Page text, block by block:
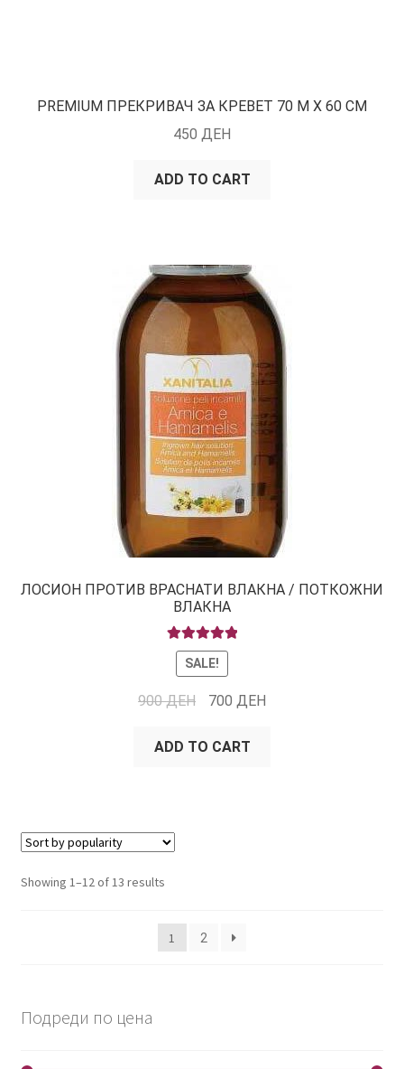
PREMIUM ПРЕКРИВАЧ ЗА КРЕВЕТ 70 M X 60 CM
450 ДЕН
ADD TO CART
ЛОСИОН ПРОТИВ ВРАСНАТИ ВЛАКНА / ПОТКОЖНИ
ВЛАКНА
RATED5.00
OUT OF 5
SALE!
900ДЕН 700 ДЕН
ADD TO CART
Showing 1–12 of 13 results
1 2
Подреди по цена